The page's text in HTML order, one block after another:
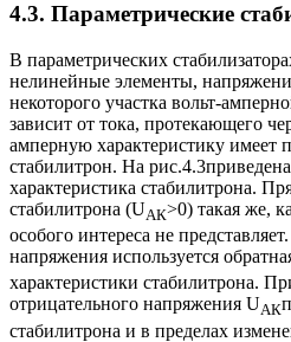
4.3. Параметрические
В параметрических
нелинейные элементы,
некоторого участка вольт-
зависит от тока, протекающего
амперную характеристику имеет
стабилитрон. На
характеристика стабилитрона.
стабилитрона (UАК>0) такая же,
особого интереса не
напряжения используется
характеристики стабилитрона.
отрицательного напряжения UАК
стабилитрона и в пределах